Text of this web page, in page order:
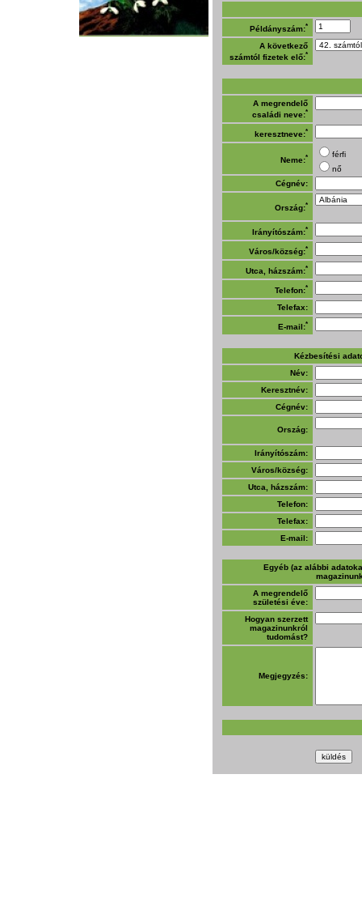
Példányszám:*
A következő
számtól fizetek elő:*
A megrendelő
családi neve:*
keresztneve:*
Neme:*
férfi
nő
Cégnév:
Ország:*
Irányítószám:*
Város/község:*
Utca, házszám:*
Telefon:*
Telefax:
E-mail:*
Kézbesítési
Név:
Keresztnév:
Cégnév:
Ország:
Irányítószám:
Város/község:
Utca, házszám:
Telefon:
Telefax:
E-mail:
Egyéb (az alábbi
A megrendelő
születési éve:
Hogyan szerzett
magazinunkról
tudomást?
Megjegyzés: